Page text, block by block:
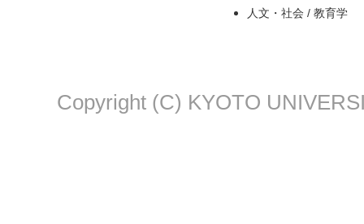
人文・社会 / 教育学
Copyright (C) KYOTO